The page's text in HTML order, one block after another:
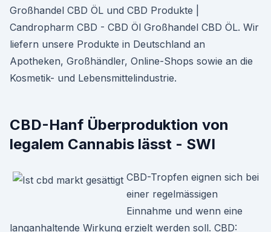
Großhandel CBD ÖL und CBD Produkte |
Candropharm CBD - CBD Öl Großhandel CBD ÖL. Wir
liefern unsere Produkte in Deutschland an
Apotheken, Großhändler, Online-Shops sowie an die
Kosmetik- und Lebensmittelindustrie.
CBD-Hanf Überproduktion von
legalem Cannabis lässt - SWI
CBD-Tropfen eignen sich bei
einer regelmässigen
Einnahme und wenn eine
langanhaltende Wirkung erzielt werden soll. CBD: